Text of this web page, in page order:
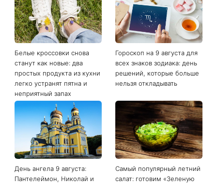
Белые кроссовки снова
станут как новые: два
простых продукта из кухни
легко устранят пятна и
неприятный запах
Гороскоп на 9 августа для
всех знаков зодиака: день
решений, которые больше
нельзя откладывать
День ангела 9 августа:
Пантелеймон, Николай и
Самый популярный летний
салат: готовим «Зеленую